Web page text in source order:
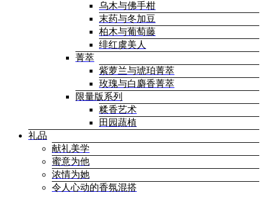
乌木与佛手柑
末药与冬加豆
柏木与葡萄藤
绯红虞美人
菁萃
紫萝兰与琥珀菁萃
玫瑰与白麝香菁萃
限量版系列
糅香艺术
田园蔬植
礼品
献礼美学
蜜意为他
浓情为她
令人心动的香氛混搭